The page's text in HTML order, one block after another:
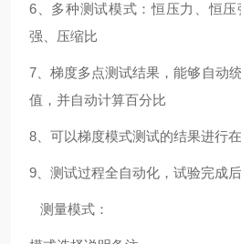
6、多种测试模式：恒压力、恒
强、压缩比
7、梯度多点测试结果，能够自动
值，并自动计算百分比
8、可以梯度模式测试的结果进行
9、测试过程全自动化，试验完成
测量模式：